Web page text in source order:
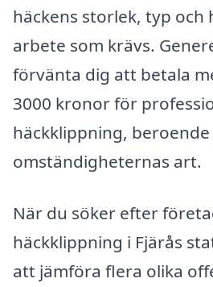
häckens storlek, typ och
arbete som krävs.
förvänta dig att betala
3000 kronor för
häckklippning, beroende
omständigheternas art.
När du söker efter
häckklippning i Fjärås
att jämföra flera olika